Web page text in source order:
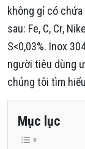
không gỉ có
sau: Fe, C, Cr,
S<0,03%. Inox
người tiêu dùng
chúng tôi tìm
Mục lục